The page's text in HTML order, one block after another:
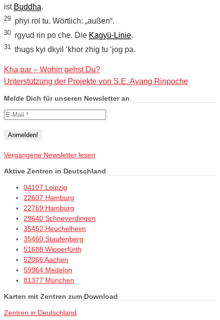
ist Buddha.
29 phyi rol tu. Wörtlich: „außen“.
30 rgyud rin po che. Die Kagyü-Linie.
31 thugs kyi dkyil ‘khor zhig tu ‘jog pa.
Kha par – Wohin gehst Du?
Unterstützung der Projekte von S.E. Ayang Rinpoche
Melde Dich für unseren Newsletter an
Vergangene Newsletter lesen
Aktive Zentren in Deutschland
04107 Leipzig
22607 Hamburg
22769 Hamburg
29640 Schneverdingen
35452 Heuchelheim
35460 Staufenberg
51688 Wipperfürth
52066 Aachen
59964 Medelon
81377 München
Karten mit Zentren zum Download
Zentren in Deutschland